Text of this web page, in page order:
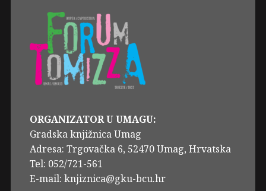
ORGANIZATOR U UMAGU:
Gradska knjižnica Umag
Adresa: Trgovačka 6, 52470 Umag, Hrvatska
Tel: 052/721-561
E-mail: knjiznica@gku-bcu.hr